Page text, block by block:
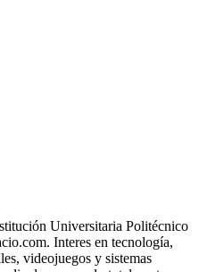
Universitaria Politécnico
Interes en tecnología,
videojuegos y sistemas